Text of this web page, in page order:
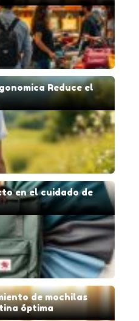
Reduce el
en el cuidado de
de mochilas
óptima